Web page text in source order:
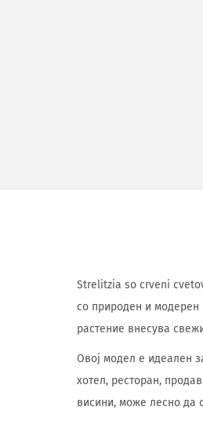
Strelitzia so crveni
со природен и модерен
растение внесува
Овој модел е идеален
хотел, ресторан,
висини, може лесно да